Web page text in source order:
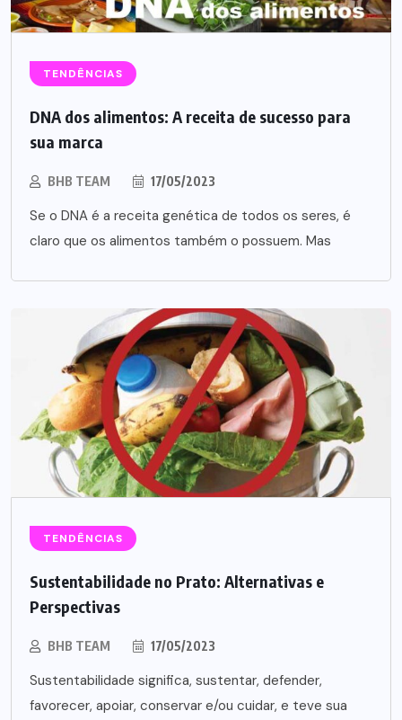
TENDÊNCIAS
DNA dos alimentos: A receita de sucesso para
sua marca
BHB TEAM 17/05/2023
Se o DNA é a receita genética de todos os seres, é
claro que os alimentos também o possuem. Mas
TENDÊNCIAS
Sustentabilidade no Prato: Alternativas e
Perspectivas
BHB TEAM 17/05/2023
Sustentabilidade significa, sustentar, defender,
favorecer, apoiar, conservar e/ou cuidar, e teve sua